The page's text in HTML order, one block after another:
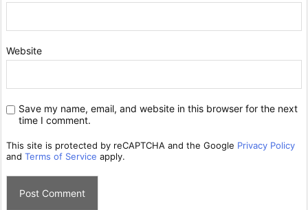
Website
Save my name, email, and website in this browser for the next
time I comment.
This site is protected by reCAPTCHA and the Google Privacy Policy
and Terms of Service apply.